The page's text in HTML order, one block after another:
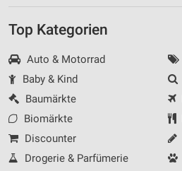
Top Kategorien
Auto & Motorrad
Baby & Kind
Baumärkte
Biomärkte
Discounter
Drogerie & Parfümerie